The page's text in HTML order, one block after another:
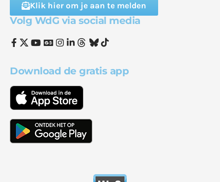
Klik hier om je aan te melden
Volg WdG via social media
Download de gratis app